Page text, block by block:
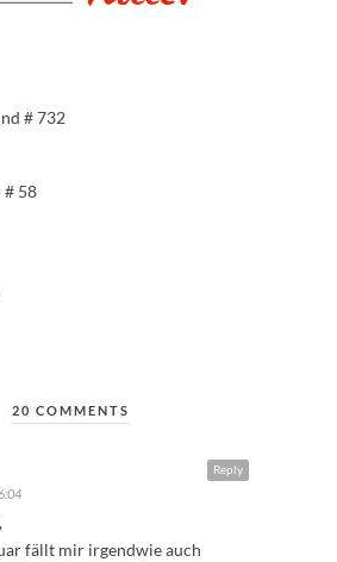
# 732
# 58
20 COMMENTS
Reply
fällt mir irgendwie auch